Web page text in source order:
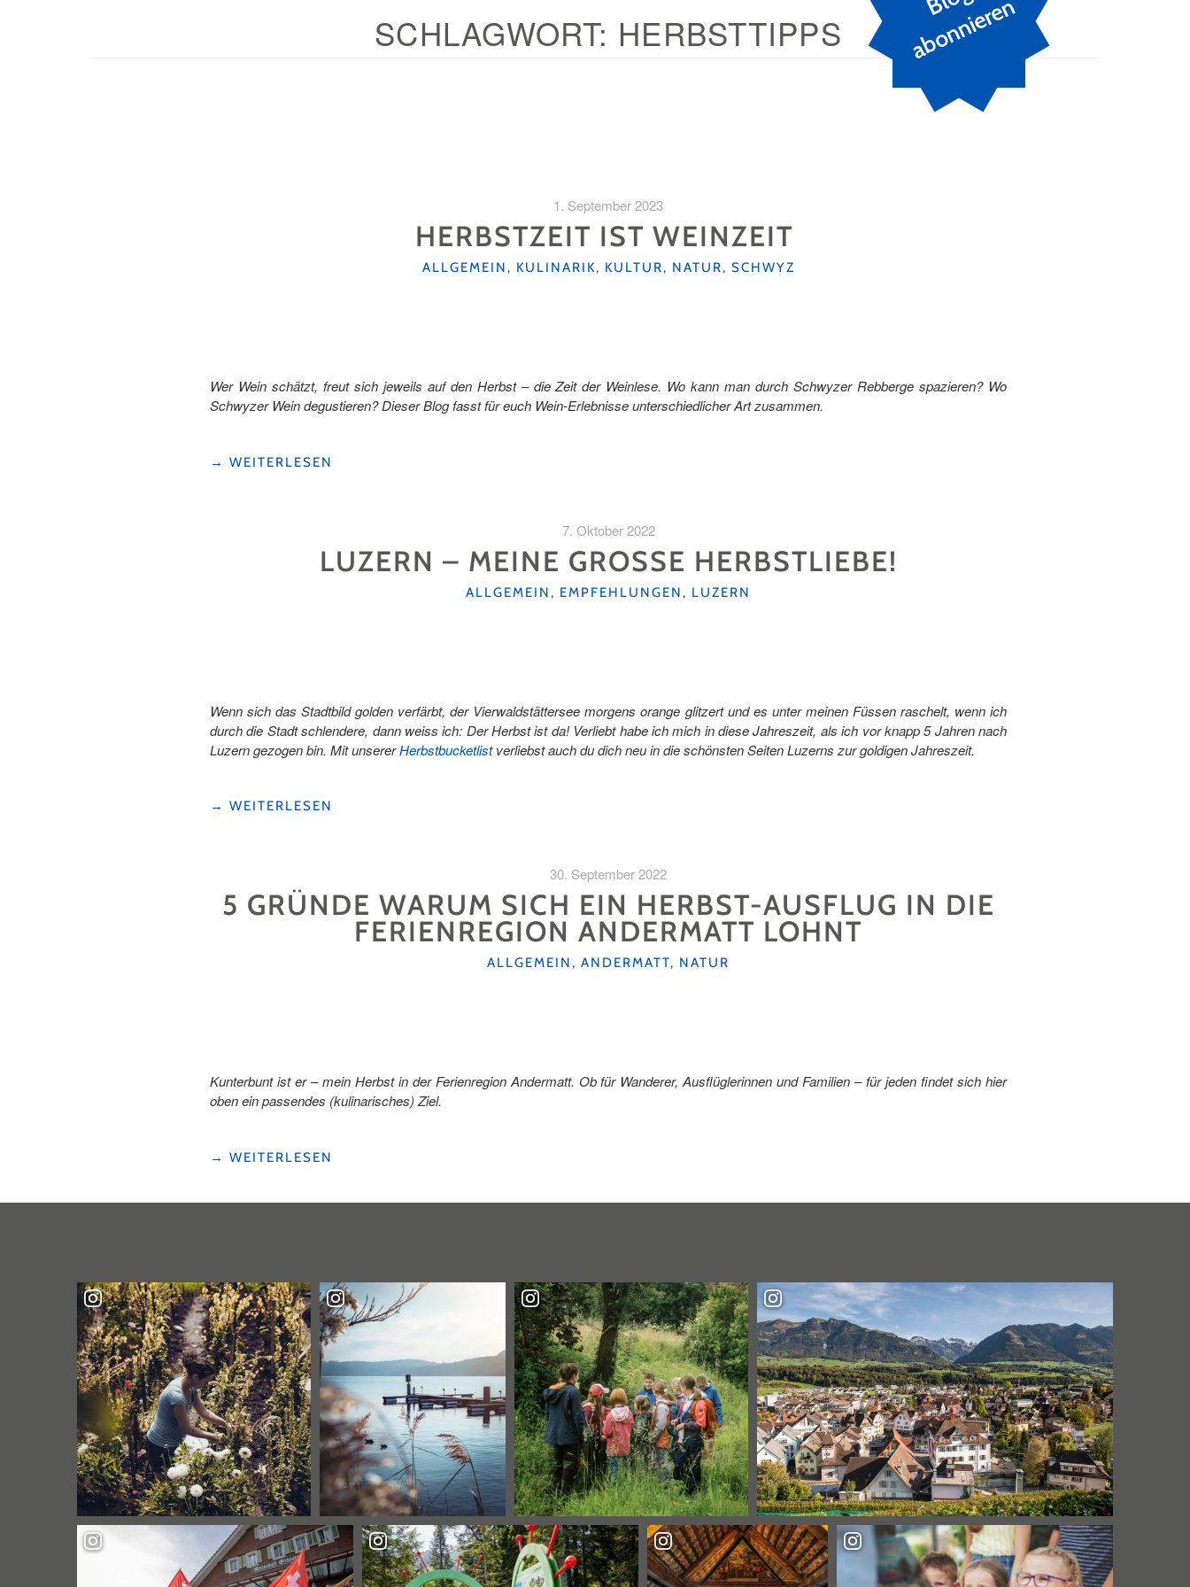
n
SCHLAGWORT: HERBSTTIPPS
1. September 2023
HERBSTZEIT IST WEINZEIT
KATEGORIEN
ALLGEMEIN, KULINARIK, KULTUR, NATUR, SCHWYZ
Wer Wein schätzt, freut sich jeweils auf den Herbst – die Zeit der Weinlese. Wo kann man durch Schwyzer Rebberge spazieren? Wo
Schwyzer Wein degustieren? Dieser Blog fasst für euch Wein-Erlebnisse unterschiedlicher Art zusammen.
"HERBSTZEIT
→ WEITERLESEN
7. Oktober 2022
LUZERN – MEINE GROSSE HERBSTLIEBE!
KATEGORIEN
ALLGEMEIN , EMPFEHLUNGEN , LUZERN
Wenn sich das Stadtbild golden verfärbt, der Vierwaldstättersee morgens orange glitzert und es unter meinen Füssen raschelt, wenn ich
durch die Stadt schlendere, dann weiss ich: Der Herbst ist da! Verliebt habe ich mich in diese Jahreszeit, als ich vor knapp 5 Jahren nach
Luzern gezogen bin. Mit unsererHerbstbucketlistverliebst auch du dich neu in die schönsten Seiten Luzerns zur goldigen Jahreszeit.
"LUZERN
→ WEITERLESEN
30. September 2022
5 GRÜNDE WARUM SICH EIN HERBST-AUSFLUG IN DIE
FERIENREGION ANDERMATT LOHNT
KATEGORIEN
ALLGEMEIN, ANDERMATT, NATUR
Kunterbunt ist er – mein Herbst in der Ferienregion Andermatt. Ob für Wanderer, Ausflüglerinnen und Familien – für jeden findet sich hier
oben ein passendes (kulinarisches) Ziel.
"5
IN
DIE
FERIENREGION
ANDERMATT
LOHNT"
→ WEITERLESEN